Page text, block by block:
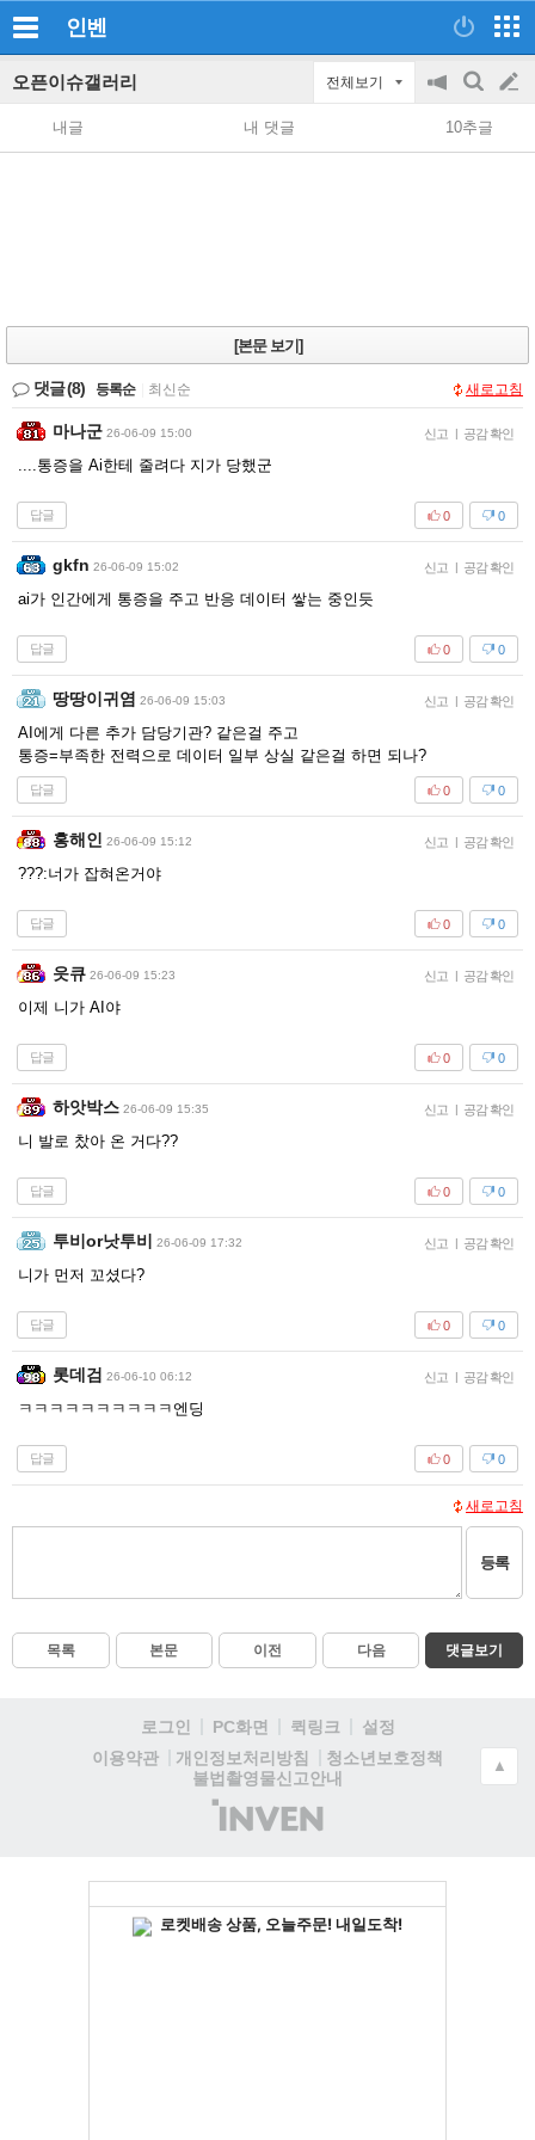
인벤
오픈이슈갤러리 전체보기
공
지
on/off
검
색
글
쓰
내글 내 댓글 10추글
[본문 보기]
댓글(8) 등록순 최신순 새로고침
마나군 26-06-09 15:00 신고 | 공감 확인
....통증을 Ai한테 줄려다 지가 당했군
답글 0
0
gkfn 26-06-09 15:02 신고 | 공감 확인
ai가 인간에게 통증을 주고 반응 데이터 쌓는 중인듯
답글 0
0
땅땅이귀염 26-06-09 15:03 신고 | 공감 확인
AI에게 다른 추가 담당기관? 같은걸 주고
통증=부족한 전력으로 데이터 일부 상실 같은걸 하면 되나?
답글 0
0
홍해인 26-06-09 15:12 신고 | 공감 확인
???:너가 잡혀온거야
답글 0
0
읏큐 26-06-09 15:23 신고 | 공감 확인
이제 니가 AI야
답글 0
0
하앗박스 26-06-09 15:35 신고 | 공감 확인
니 발로 찼아 온 거다??
답글 0
0
투비or낫투비 26-06-09 17:32 신고 | 공감 확인
니가 먼저 꼬셨다?
답글 0
0
롯데검 26-06-10 06:12 신고 | 공감 확인
ㅋㅋㅋㅋㅋㅋㅋㅋㅋㅋ엔딩
답글 0
0
새로고침
등록
목록 본문 이전 다음 댓글보기
로그인 PC화면 퀵링크
설정
이용약관
개인정보처리방침
청소년보호정책
불법촬영물신고안내
(주)
인
▲